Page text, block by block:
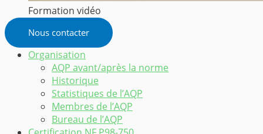
Formation vidéo
Nous contacter
Organisation
AQP avant/après la norme
Historique
Statistiques de l’AQP
Membres de l’AQP
Bureau de l’AQP